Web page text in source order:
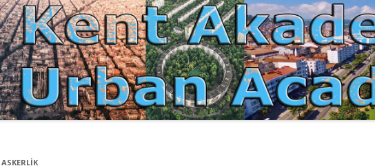
DOCUMENTATION
YAZIM KURALLARI
SÜREÇ REHBERI | PROCESS GUIDE
ETIK İLKELER | ETHICAL RULES
EDITORIAL BOARD
ETIK KURUL | ETHICAL BOARDS
İNDEKSLER
JOURNAL HISTORY | DERGI
TARIHÇESI
ASKERLIK